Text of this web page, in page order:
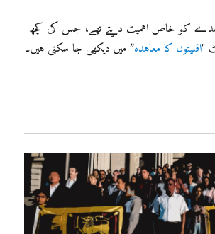
کو خاص اہمیت دیتے تھے، جس کی کچھ
"اقلیتوں کا معاہدہ” میں دیکھی جا سکتی ہیں۔